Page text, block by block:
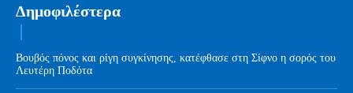
Δημοφιλέστερα
Βουβός πόνος και ρίγη συγκίνησης, κατέφθασε στη Σίφνο η σορός του
Λευτέρη Ποδότα